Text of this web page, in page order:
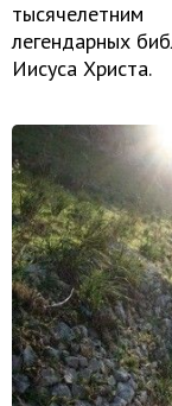
легендарных
Иисуса Христа.